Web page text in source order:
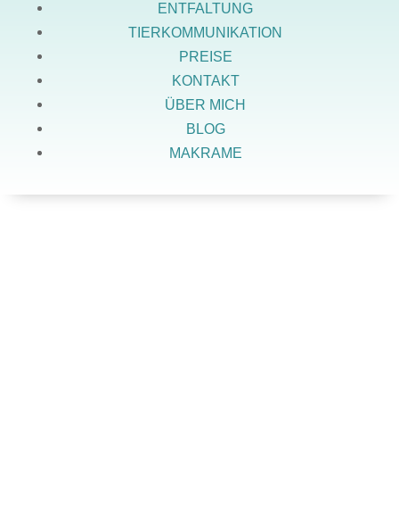
ENTFALTUNG
TIERKOMMUNIKATION
PREISE
KONTAKT
ÜBER MICH
BLOG
MAKRAME